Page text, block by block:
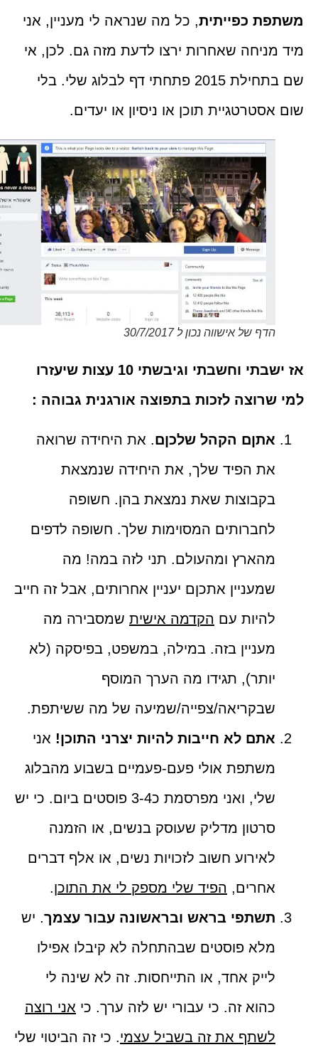
משתפת כפייתית, כל מה שנראה לי מעניין, אני
מיד מניחה שאחרות ירצו לדעת מזה גם. לכן, אי
שם בתחילת 2015 פתחתי דף לבלוג שלי. בלי
שום אסטרטגיית תוכן או ניסיון או יעדים.
הדף של אישווה נכון ל 30/7/2017
אז ישבתי וחשבתי וגיבשתי 10 עצות שיעזרו
למי שרוצה לזכות בתפוצה אורגנית גבוהה :
אתןם הקהל שלכןם. את היחידה שרואה
את הפיד שלך, את היחידה שנמצאת
בקבוצות שאת נמצאת בהן. חשופה
לחברותים המסוימות שלך. חשופה לדפים
מהארץ ומהעולם. תני לזה במה! מה
שמעניין אתכןם יעניין אחרותים, אבל זה חייב
להיות עםהקדמה אישיתשמסבירה מה
מעניין בזה. במילה, במשפט, בפיסקה (לא
יותר), תגידו מה הערך המוסף
שבקריאה/צפייה/שמיעה של מה ששיתפת.
אתם לא חייבות להיות יצרני התוכן!אני
משתפת אולי פעם-פעמיים בשבוע מהבלוג
שלי, ואני מפרסמת כ3-4 פוסטים ביום. כי יש
סרטון מדליק שעוסק בנשים, או הזמנה
לאירוע חשוב לזכויות נשים, או אלף דברים
אחרים,הפיד שלי מספק לי את התוכן.
תשתפי בראש ובראשונה עבור עצמך. יש
מלא פוסטים שבהתחלה לא קיבלו אפילו
לייק אחד, או התייחסות. זה לא שינה לי
כהוא זה. כי עבורי יש לזה ערך. כיאני רוצה
לשתף את זה בשביל עצמי. כי זה הביטוי שלי